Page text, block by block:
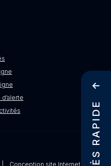
ACCÈS RAPIDE
Conception site Internet